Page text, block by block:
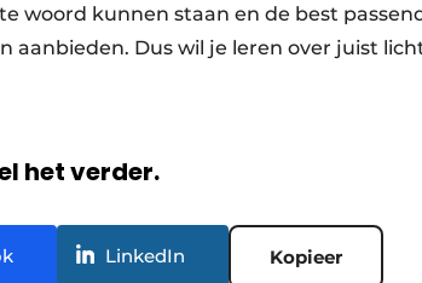
woord kunnen staan en de best
aanbieden. Dus wil je leren over juist
het verder.
LinkedIn Kopieer